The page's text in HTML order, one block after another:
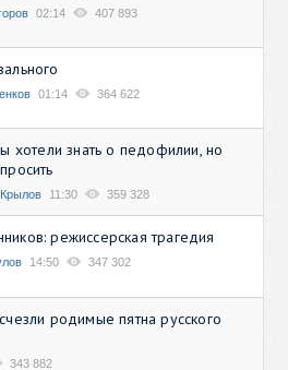
02:14 407 893
01:14 364 622
хотели знать о педофилии, но
Крылов 11:30 359 328
режиссерская трагедия
14:50 347 302
родимые пятна русского
343 882